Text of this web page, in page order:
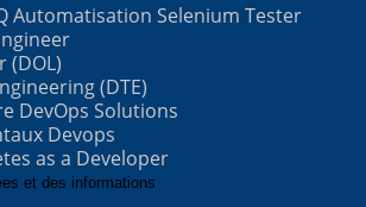
Automatisation Selenium Tester
(DOL)
(DTE)
DevOps Solutions
Devops
as a Developer
et des informations